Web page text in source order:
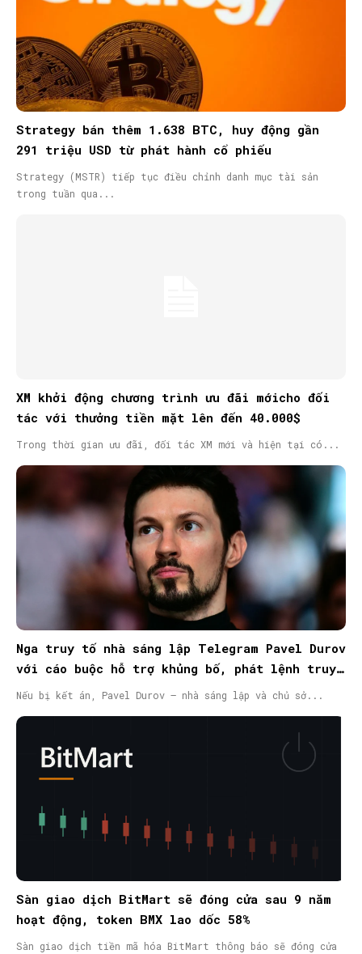
Strategy bán thêm 1.638 BTC, huy động gần
291 triệu USD từ phát hành cổ phiếu
Strategy (MSTR) tiếp tục điều chỉnh danh mục tài sản
trong tuần qua...
XM khởi động chương trình ưu đãi mớicho đối
tác với thưởng tiền mặt lên đến 40.000$
Trong thời gian ưu đãi, đối tác XM mới và hiện tại có...
Nga truy tố nhà sáng lập Telegram Pavel Durov
với cáo buộc hỗ trợ khủng bố, phát lệnh truy
nã quốc tế
Nếu bị kết án, Pavel Durov – nhà sáng lập và chủ sở...
Sàn giao dịch BitMart sẽ đóng cửa sau 9 năm
hoạt động, token BMX lao dốc 58%
Sàn giao dịch tiền mã hóa BitMart thông báo sẽ đóng cửa